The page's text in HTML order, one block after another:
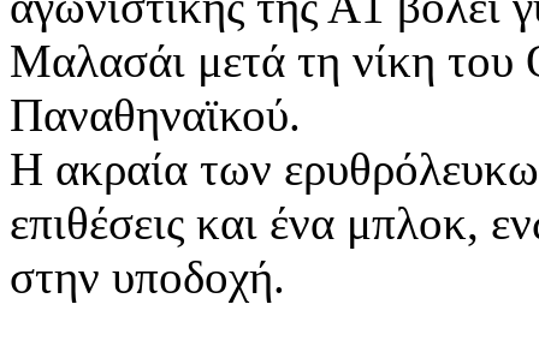
Μαλασάι μετά τη νίκη του
Παναθηναϊκού.
Η ακραία των
επιθέσεις και ένα μπλοκ,
στην υποδοχή.